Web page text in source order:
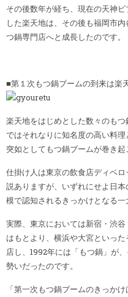
その後数年が経ち、現在の天神
した楽天地は、その後も福岡市
つ鍋専門店へと成長したのです。
■第１次もつ鍋ブームの到来は楽
楽天地をはじめとした数々のも
ではそれなりに知名度の高い料
突如としてもつ鍋ブームが巻き起
仕掛け人は東京の飲食店ディベ
説ありますが、いずれにせよ日
模で認知されるきっかけとなる一
実際、東京においては新宿・渋
はもとより、横浜や大宮といっ
店し、1992年には「もつ鍋」が
勢いだったのです。
「第一次もつ鍋ブームのきっか